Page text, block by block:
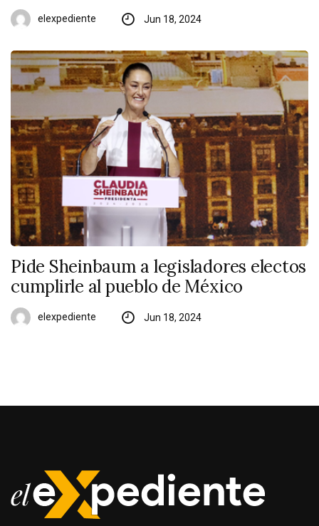
elexpediente Jun 18, 2024
Pide Sheinbaum a legisladores electos
cumplirle al pueblo de México
elexpediente Jun 18, 2024